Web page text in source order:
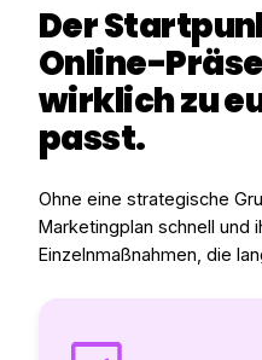
Der
Online-
wirklich zu
passt.
Ohne eine strategische
Marketingplan schnell und
Einzelnmaßnahmen, die